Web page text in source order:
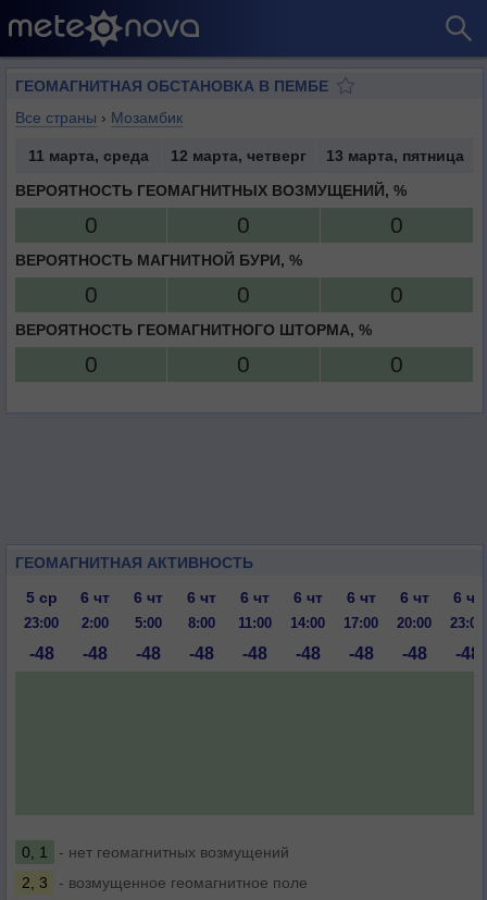
ГЕОМАГНИТНАЯ ОБСТАНОВКА В ПЕМБЕ
Все страны › Мозамбик
11 марта, среда 12 марта, четверг
13 марта, пятница
ВЕРОЯТНОСТЬ ГЕОМАГНИТНЫХ ВОЗМУЩЕНИЙ, %
0 0 0
ВЕРОЯТНОСТЬ МАГНИТНОЙ БУРИ, %
0 0 0
ВЕРОЯТНОСТЬ ГЕОМАГНИТНОГО ШТОРМА, %
0 0 0
ГЕОМАГНИТНАЯ АКТИВНОСТЬ
5 ср
6 чт 6 чт 6 чт 6 чт 6 чт 6 чт 6 чт 6 чт
23:00 2:00 5:00 8:00 11:00 14:00 17:00 20:00 23:00
-48 -48 -48 -48 -48 -48 -48 -48 -48
0, 1
- нет геомагнитных возмущений
2, 3
- возмущенное геомагнитное поле